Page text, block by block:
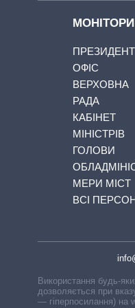
ПРЕЗИДЕНТ
ОФІС
ВЕРХОВНА
РАДА
КАБІНЕТ
МІНІСТРІВ
ГОЛОВИ
МЕРИ МІСТ
ВСІ
Використання будь-
дозволяється при
— гіперпосилання) на